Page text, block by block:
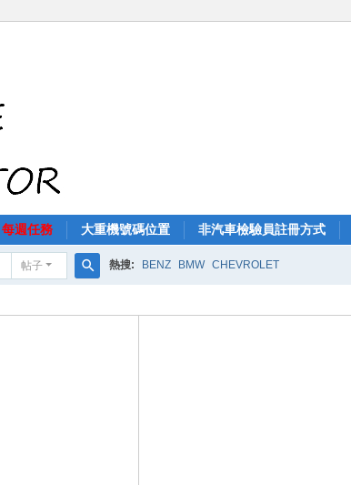
每週任務 大重機號碼位置 非汽車檢驗員註冊方式
帖子
索
熱搜: BENZ BMW CHEVROLET